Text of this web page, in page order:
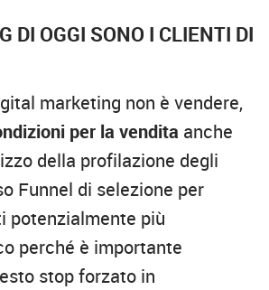
DI OGGI SONO I CLIENTI DI
marketing non è vendere,
per la vendita anche
della profilazione degli
Funnel di selezione per
potenzialmente più
perché è importante
stop forzato in